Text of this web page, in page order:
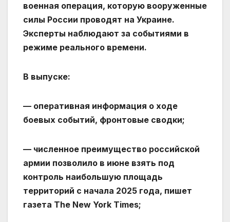
военная операция, которую вооруженные
силы России проводят на Украине.
Эксперты наблюдают за событиями в
режиме реального времени.
В выпуске:
— оперативная информация о ходе
боевых событий, фронтовые сводки;
— численное преимущество российской
армии позволило в июне взять под
контроль наибольшую площадь
территорий с начала 2025 года, пишет
газета The New York Times;